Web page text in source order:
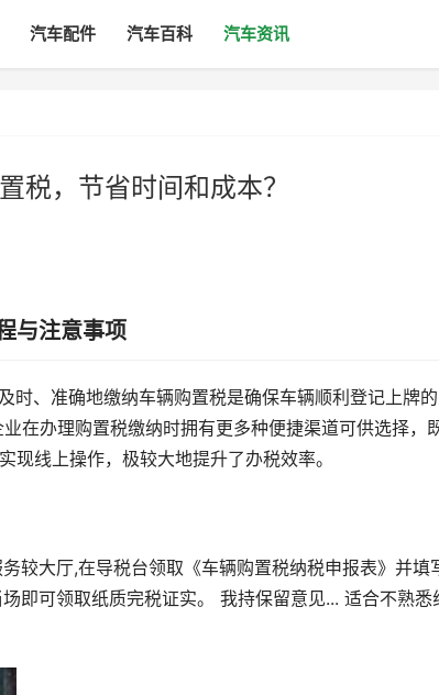
汽车配件 汽车百科 汽车资讯
税，节省时间和成本？
与注意事项
、准确地缴纳车辆购置税是确保车辆顺利登记上牌
在办理购置税缴纳时拥有更多种便捷渠道可供选择，
现线上操作，极较大地提升了办税效率。
较大厅,在导税台领取《车辆购置税纳税申报表》并填
即可领取纸质完税证实。 我持保留意见... 适合不熟悉